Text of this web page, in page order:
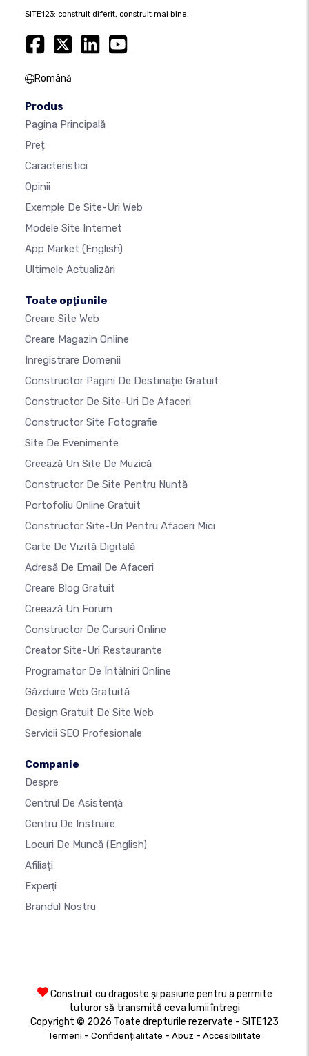
SITE123: construit diferit, construit mai bine.
Română
Produs
Pagina Principală
Preț
Caracteristici
Opinii
Exemple De Site-Uri Web
Modele Site Internet
App Market (English)
Ultimele Actualizări
Toate opţiunile
Creare Site Web
Creare Magazin Online
Inregistrare Domenii
Constructor Pagini De Destinație Gratuit
Constructor De Site-Uri De Afaceri
Constructor Site Fotografie
Site De Evenimente
Creează Un Site De Muzică
Constructor De Site Pentru Nuntă
Portofoliu Online Gratuit
Constructor Site-Uri Pentru Afaceri Mici
Carte De Vizită Digitală
Adresă De Email De Afaceri
Creare Blog Gratuit
Creează Un Forum
Constructor De Cursuri Online
Creator Site-Uri Restaurante
Programator De Întâlniri Online
Găzduire Web Gratuită
Design Gratuit De Site Web
Servicii SEO Profesionale
Companie
Despre
Centrul De Asistenţă
Centru De Instruire
Locuri De Muncă (English)
Afiliați
Experţi
Brandul Nostru
Construit cu dragoste și pasiune pentru a permite
tuturor să transmită ceva lumii întregi
Copyright © 2026 Toate drepturile rezervate - SITE123
Termeni - Confidențialitate - Abuz - Accesibilitate